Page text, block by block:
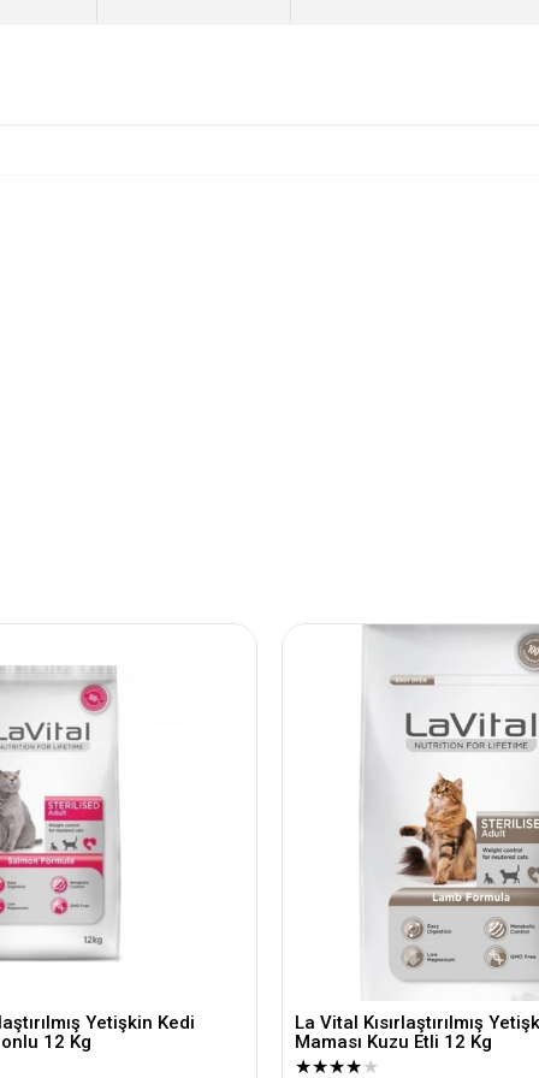
Yetişkin Kedi
12 Kg
La Vital Kısırlaştırılmış
Maması Kuzu Etli 12 Kg
★★★★★